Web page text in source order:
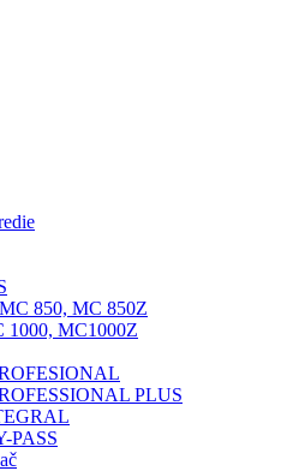
850, MC 850Z
MC1000Z
PLUS
PASS